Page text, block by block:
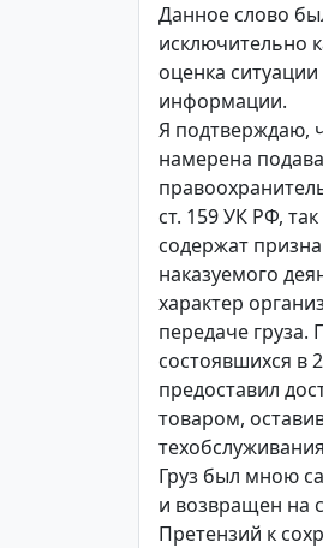
Данное слово
исключительно
оценка ситуации
информации.
Я подтверждаю,
намерена
ст. 159 УК РФ,
содержат
наказуемого
характер
передаче груза.
состоявшихся в
предоставил
товаром,
Груз был мною
и возвращен на
Претензий к